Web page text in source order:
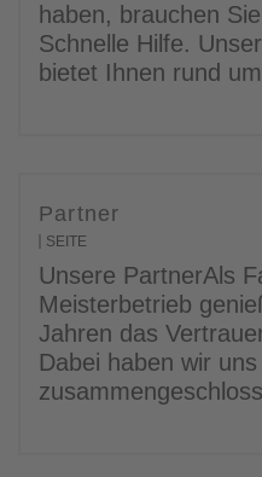
haben, brauchen
Schnelle Hilfe.
bietet Ihnen rund
Partner
SEITE
Unsere PartnerAls
Meisterbetrieb
Jahren das
Dabei haben wir